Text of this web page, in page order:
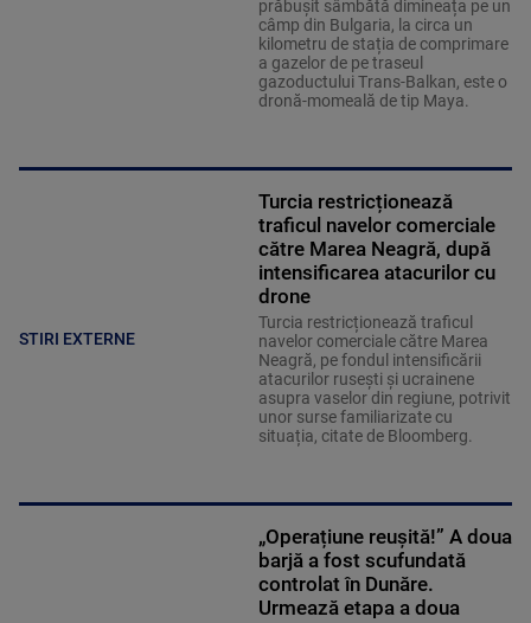
prăbușit sâmbătă dimineața pe un
câmp din Bulgaria, la circa un
kilometru de stația de comprimare
a gazelor de pe traseul
gazoductului Trans-Balkan, este o
dronă-momeală de tip Maya.
STIRI EXTERNE
Turcia restricționează
traficul navelor comerciale
către Marea Neagră, după
intensificarea atacurilor cu
drone
Turcia restricționează traficul
navelor comerciale către Marea
Neagră, pe fondul intensificării
atacurilor rusești și ucrainene
asupra vaselor din regiune, potrivit
unor surse familiarizate cu
situația, citate de Bloomberg.
„Operațiune reușită!” A doua
barjă a fost scufundată
controlat în Dunăre.
Urmează etapa a doua